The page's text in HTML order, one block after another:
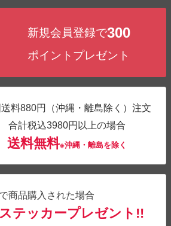
新規会員登録で300
ポイントプレゼント
料880円（沖縄・離島除く）注文
合計税込3980円以上の場合
送料無料※沖縄・離島を除く
商品購入された場合
テッカープレゼント!!